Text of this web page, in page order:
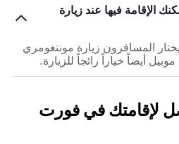
الإقامة فيها عند زيارة
المسافرون زيارة مونتغومري
موبيل أيضاً خياراً رائجاً للزيارة.
لإقامتك في فورت